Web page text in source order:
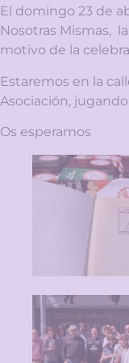
El domingo 23 de
Nosotras Mismas,
motivo de la
Estaremos en la
Asociación,
Os esperamos